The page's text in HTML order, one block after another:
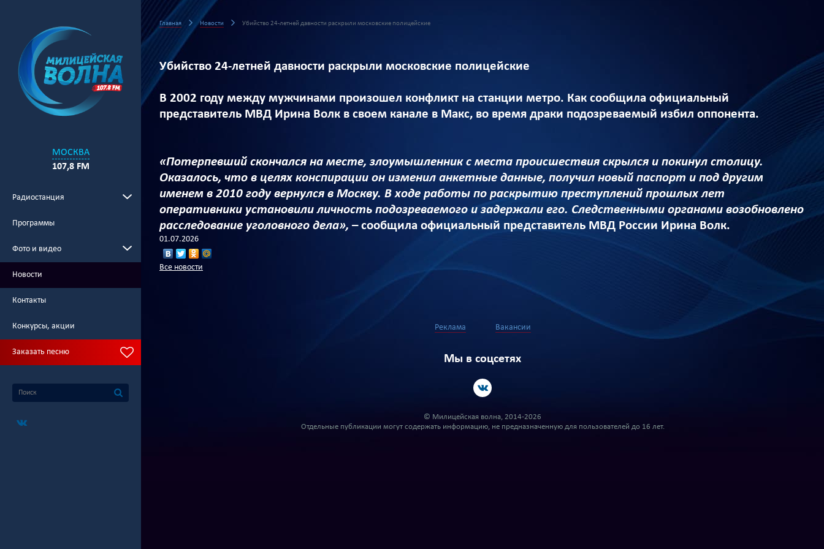
МОСКВА
107,8 FM
Радиостанция
Программы
Фото и видео
Новости
Контакты
Конкурсы, акции
Заказать песню
Главная Новости Убийство 24-летней давности раскрыли московские полицейские
Убийство 24-летней давности раскрыли московские полицейские
В 2002 году между мужчинами произошел конфликт на станции метро. Как сообщила официальный
представитель МВД Ирина Волк в своем канале в Макс, во время драки подозреваемый избил оппонента.
«Потерпевший скончался на месте, злоумышленник с места происшествия скрылся и покинул столицу.
Оказалось, что в целях конспирации он изменил анкетные данные, получил новый паспорт и под другим
именем в 2010 году вернулся в Москву. В ходе работы по раскрытию преступлений прошлых лет
оперативники установили личность подозреваемого и задержали его. Следственными органами возобновлено
расследование уголовного дела», – сообщила официальный представитель МВД России Ирина Волк.
01.07.2026
Все новости
Реклама Вакансии
Мы в соцсетях
© Милицейская волна, 2014-2026
Отдельные публикации могут содержать информацию, не предназначенную для пользователей до 16 лет.